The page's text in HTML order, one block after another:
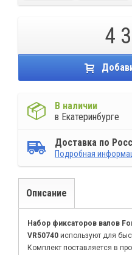
4
В наличии
в Екатеринбурге
Доставка по
Подробная
Описание
Набор фиксаторов валов
VR50740 используют для
Комплект поставляется в